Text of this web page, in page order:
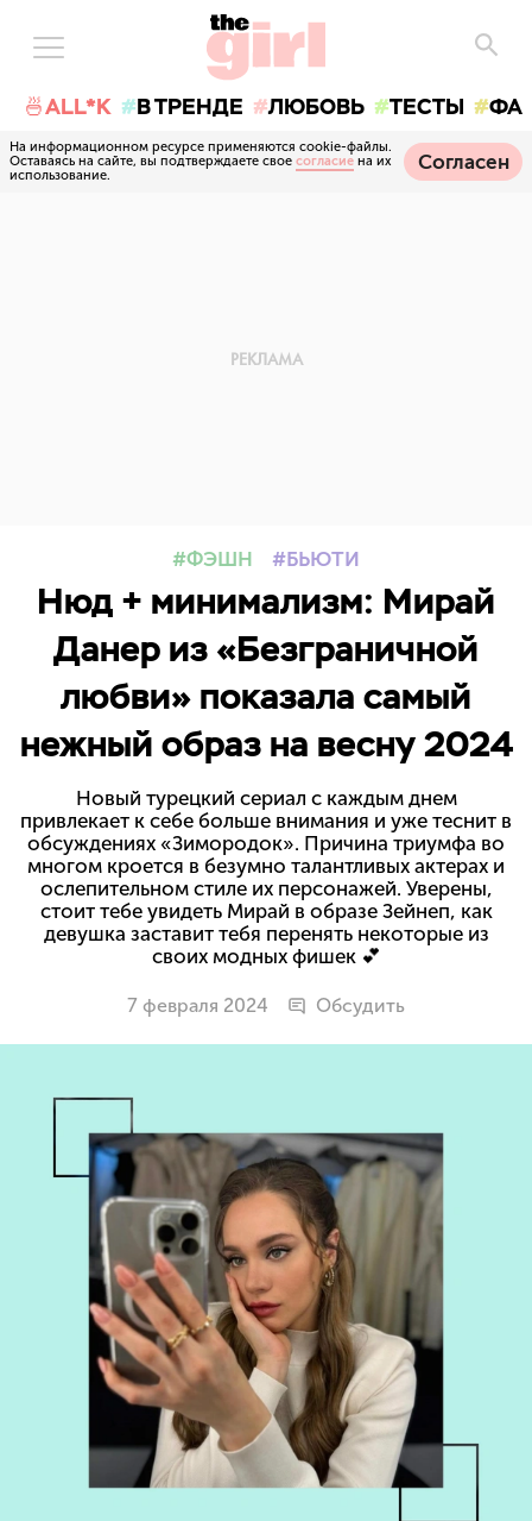
🍜ALL*K В ТРЕНДЕ ЛЮБОВЬ ТЕСТЫ
На информационном ресурсе применяются cookie-файлы.
Оставаясь на сайте, вы подтверждаете свое согласие на их
использование.
Согласен
ФЭШН БЬЮТИ
Нюд + минимализм: Мирай
Данер из «Безграничной
любви» показала самый
нежный образ на весну 2024
Новый турецкий сериал с каждым днем
привлекает к себе больше внимания и уже теснит в
обсуждениях «Зимородок». Причина триумфа во
многом кроется в безумно талантливых актерах и
ослепительном стиле их персонажей. Уверены,
стоит тебе увидеть Мирай в образе Зейнеп, как
девушка заставит тебя перенять некоторые из
своих модных фишек 💕
7 февраля 2024 Обсудить